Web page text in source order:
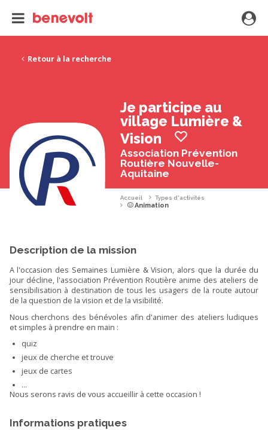
Retour à la recherche
Je participe au
village Lumière &
Vision
Association Prévention
Routière Nouvelle-
Aquitaine
Accueil Types d'activités
Animation
Description de la mission
A l'occasion des Semaines Lumière & Vision, alors que la durée du
jour décline, l'association Prévention Routière anime des ateliers de
sensibilisation à destination de tous les usagers de la route autour
de la question de la vision et de la visibilité.
Nous cherchons des bénévoles afin d'animer des ateliers ludiques
et simples à prendre en main :
quiz
jeux de cherche et trouve
jeux de cartes
...
Nous serons ravis de vous accueillir à cette occasion !
Informations pratiques